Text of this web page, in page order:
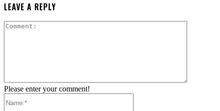
LEAVE A REPLY
Please enter your comment!